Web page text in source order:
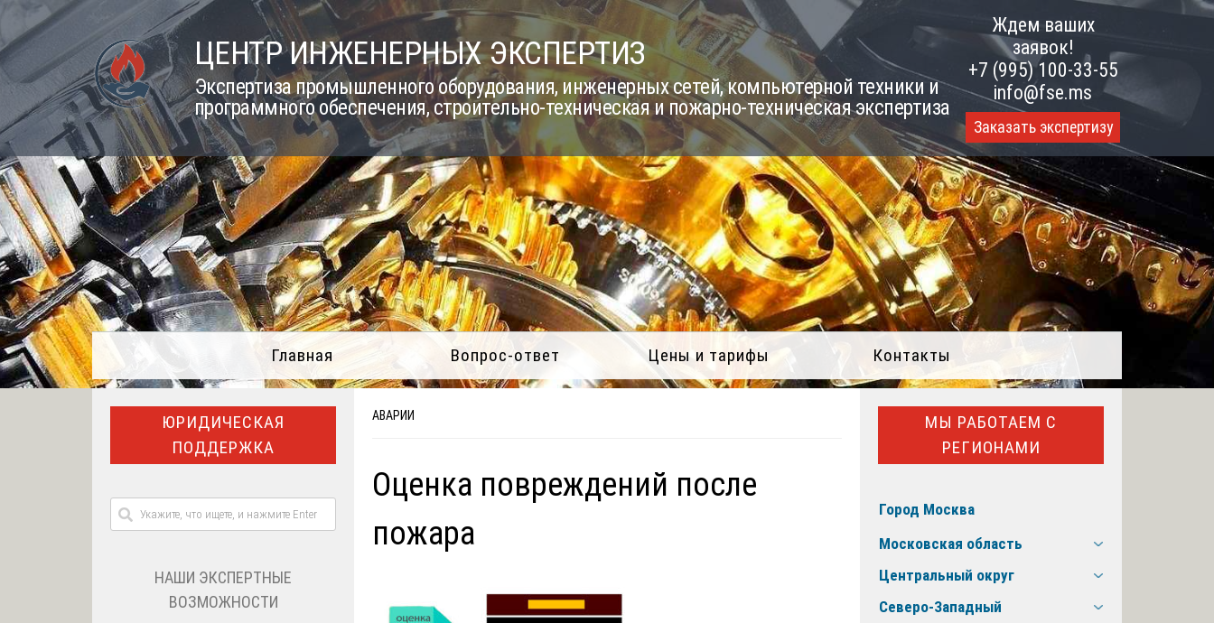
Skip
to
content
ЦЕНТР ИНЖЕНЕРНЫХ ЭКСПЕРТИЗ
Экспертиза промышленного оборудования, инженерных сетей, компьютерной техники и
программного обеспечения, строительно-техническая и пожарно-техническая экспертиза
Ждем ваших
заявок!
+7 (995) 100-33-55
info@fse.ms
Заказать экспертизу
Главная Вопрос-ответ Цены и тарифы Контакты
АВАРИИ
Оценка повреждений после
пожара
ЮРИДИЧЕСКАЯ
ПОДДЕРЖКА
НАШИ ЭКСПЕРТНЫЕ
ВОЗМОЖНОСТИ
МЫ РАБОТАЕМ С
РЕГИОНАМИ
Город Москва
Московская область
Центральный округ
Северо-Западный